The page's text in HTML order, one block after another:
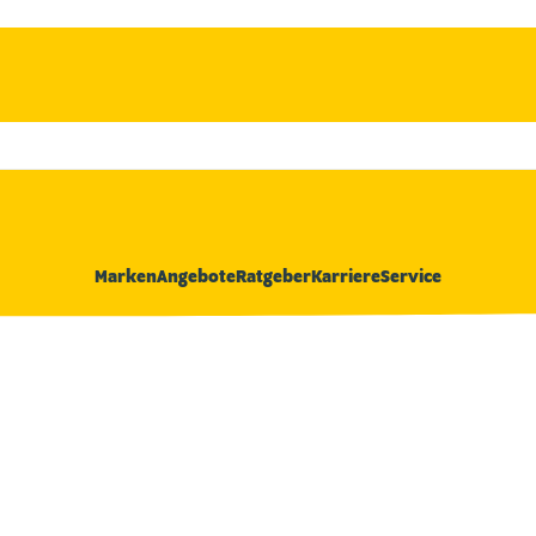
MarkenAngeboteRatgeberKarriereService